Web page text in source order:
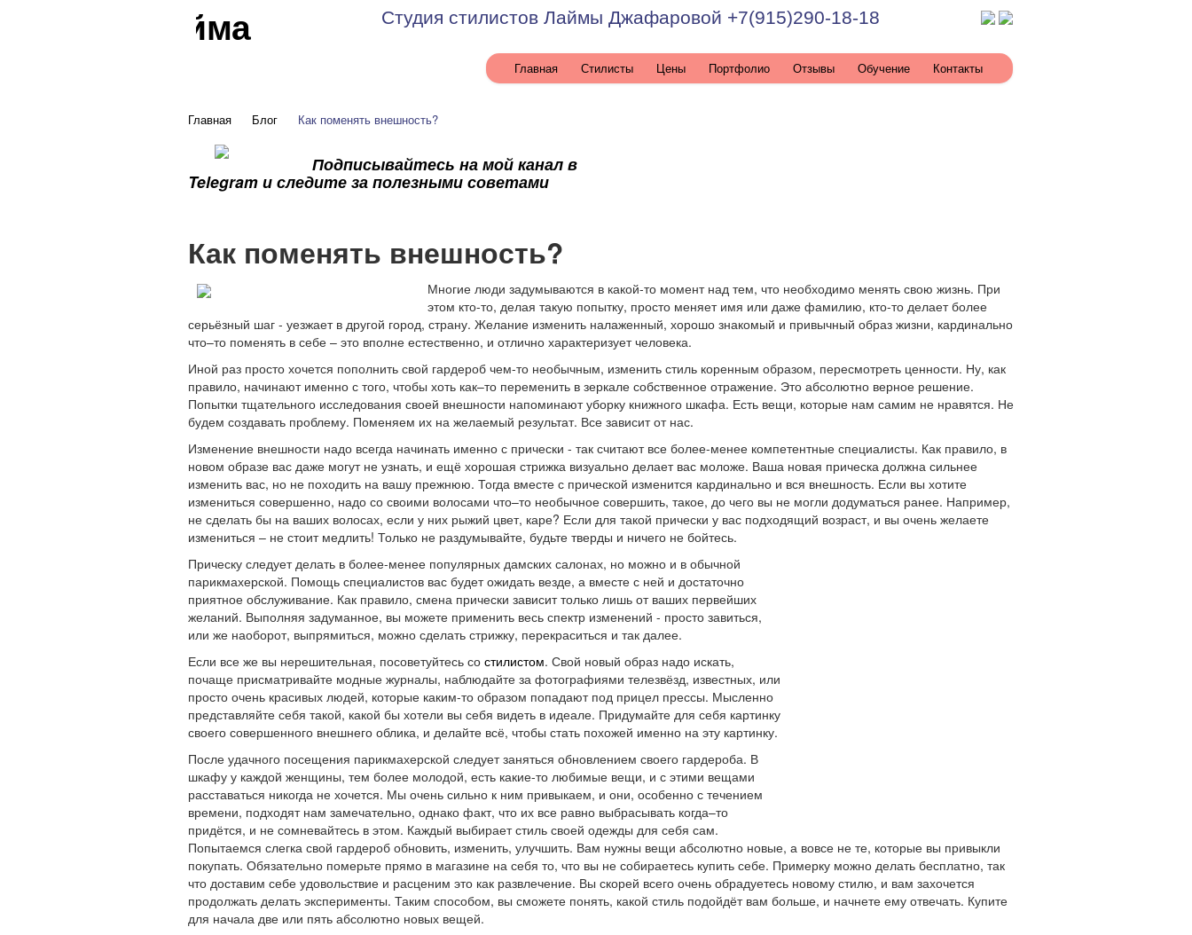
на дом Лайма Студия стилистов Лаймы Джафаровой +7(915)290-18-18
Главная Стилисты Цены Портфолио Отзывы Обучение Контакты
Главная Блог Как поменять внешность?
Подписывайтесь на мой канал в
Telegram и следите за полезными советами
Как поменять внешность?
Многие люди задумываются в какой-то момент над тем, что необходимо менять свою жизнь. При
этом кто-то, делая такую попытку, просто меняет имя или даже фамилию, кто-то делает более
серьёзный шаг - уезжает в другой город, страну. Желание изменить налаженный, хорошо знакомый и привычный образ жизни, кардинально
что–то поменять в себе – это вполне естественно, и отлично характеризует человека.
Иной раз просто хочется пополнить свой гардероб чем-то необычным, изменить стиль коренным образом, пересмотреть ценности. Ну, как
правило, начинают именно с того, чтобы хоть как–то переменить в зеркале собственное отражение. Это абсолютно верное решение.
Попытки тщательного исследования своей внешности напоминают уборку книжного шкафа. Есть вещи, которые нам самим не нравятся. Не
будем создавать проблему. Поменяем их на желаемый результат. Все зависит от нас.
Изменение внешности надо всегда начинать именно с прически - так считают все более-менее компетентные специалисты. Как правило, в
новом образе вас даже могут не узнать, и ещё хорошая стрижка визуально делает вас моложе. Ваша новая прическа должна сильнее
изменить вас, но не походить на вашу прежнюю. Тогда вместе с прической изменится кардинально и вся внешность. Если вы хотите
измениться совершенно, надо со своими волосами что–то необычное совершить, такое, до чего вы не могли додуматься ранее. Например,
не сделать бы на ваших волосах, если у них рыжий цвет, каре? Если для такой прически у вас подходящий возраст, и вы очень желаете
измениться – не стоит медлить! Только не раздумывайте, будьте тверды и ничего не бойтесь.
Прическу следует делать в более-менее популярных дамских салонах, но можно и в обычной
парикмахерской. Помощь специалистов вас будет ожидать везде, а вместе с ней и достаточно
приятное обслуживание. Как правило, смена прически зависит только лишь от ваших первейших
желаний. Выполняя задуманное, вы можете применить весь спектр изменений - просто завиться,
или же наоборот, выпрямиться, можно сделать стрижку, перекраситься и так далее.
Если все же вы нерешительная, посоветуйтесь со стилистом. Свой новый образ надо искать,
почаще присматривайте модные журналы, наблюдайте за фотографиями телезвёзд, известных, или
просто очень красивых людей, которые каким-то образом попадают под прицел прессы. Мысленно
представляйте себя такой, какой бы хотели вы себя видеть в идеале. Придумайте для себя картинку
своего совершенного внешнего облика, и делайте всё, чтобы стать похожей именно на эту картинку.
После удачного посещения парикмахерской следует заняться обновлением своего гардероба. В
шкафу у каждой женщины, тем более молодой, есть какие-то любимые вещи, и с этими вещами
расставаться никогда не хочется. Мы очень сильно к ним привыкаем, и они, особенно с течением
времени, подходят нам замечательно, однако факт, что их все равно выбрасывать когда–то
придётся, и не сомневайтесь в этом. Каждый выбирает стиль своей одежды для себя сам.
Попытаемся слегка свой гардероб обновить, изменить, улучшить. Вам нужны вещи абсолютно новые, а вовсе не те, которые вы привыкли
покупать. Обязательно померьте прямо в магазине на себя то, что вы не собираетесь купить себе. Примерку можно делать бесплатно, так
что доставим себе удовольствие и расценим это как развлечение. Вы скорей всего очень обрадуетесь новому стилю, и вам захочется
продолжать делать эксперименты. Таким способом, вы сможете понять, какой стиль подойдёт вам больше, и начнете ему отвечать. Купите
для начала две или пять абсолютно новых вещей.